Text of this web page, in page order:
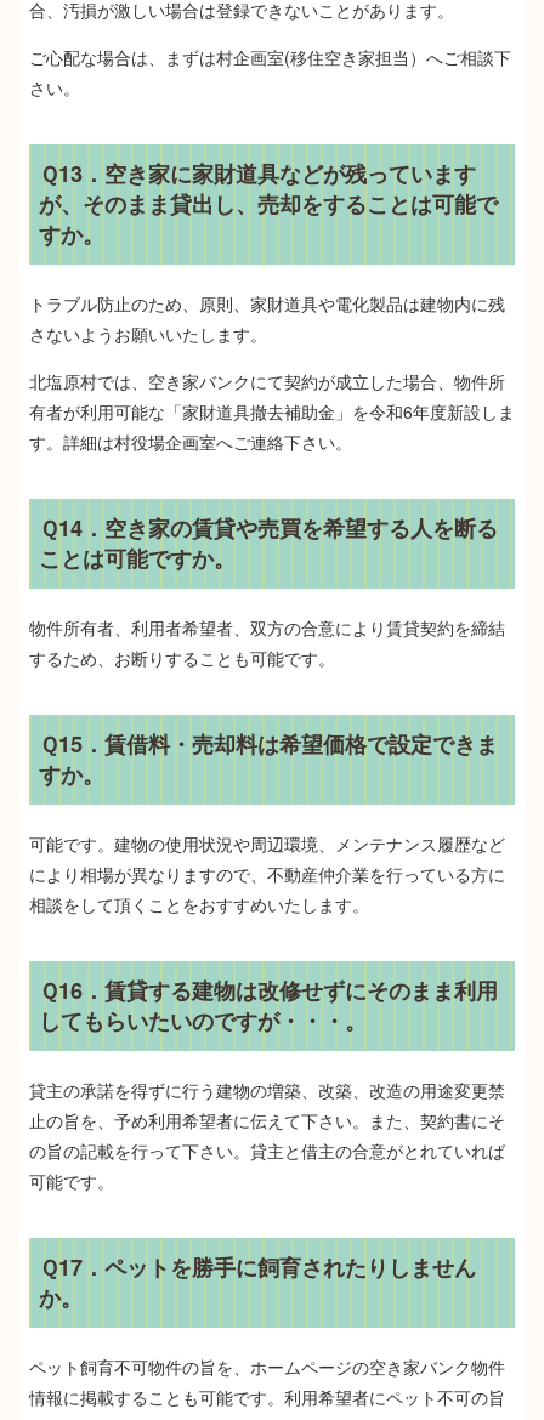
合、汚損が激しい場合は登録できないことがあります。
ご心配な場合は、まずは村企画室(移住空き家担当）へご相談下
さい。
Ｑ13．空き家に家財道具などが残っています
が、そのまま貸出し、売却をすることは可能で
すか。
トラブル防止のため、原則、家財道具や電化製品は建物内に残
さないようお願いいたします。
北塩原村では、空き家バンクにて契約が成立した場合、物件所
有者が利用可能な「家財道具撤去補助金」を令和6年度新設しま
す。詳細は村役場企画室へご連絡下さい。
Ｑ14．空き家の賃貸や売買を希望する人を断る
ことは可能ですか。
物件所有者、利用者希望者、双方の合意により賃貸契約を締結
するため、お断りすることも可能です。
Ｑ15．賃借料・売却料は希望価格で設定できま
すか。
可能です。建物の使用状況や周辺環境、メンテナンス履歴など
により相場が異なりますので、不動産仲介業を行っている方に
相談をして頂くことをおすすめいたします。
Ｑ16．賃貸する建物は改修せずにそのまま利用
してもらいたいのですが・・・。
貸主の承諾を得ずに行う建物の増築、改築、改造の用途変更禁
止の旨を、予め利用希望者に伝えて下さい。また、契約書にそ
の旨の記載を行って下さい。貸主と借主の合意がとれていれば
可能です。
Ｑ17．ペットを勝手に飼育されたりしません
か。
ペット飼育不可物件の旨を、ホームページの空き家バンク物件
情報に掲載することも可能です。利用希望者にペット不可の旨